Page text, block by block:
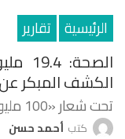
الرئيسية تقارير
الكشف المبكر عن
تحت شعار «100 مليون صحة»..
كتب أحمد حسن